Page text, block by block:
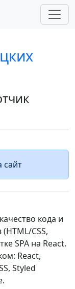
сайт
кода и
CSS,
SPA на React.
React,
Styled